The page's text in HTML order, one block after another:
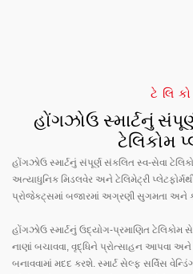
હોંગઝોઉ સ્માર્ટનું
ટેલિકોમ
હોંગઝોઉ સ્માર્ટનું સંપૂર્ણ સંકલિત સ્વ-સેવા
અત્યાધુનિક મિડલવેર અને ટેલિમેટ્રી
પ્રોજેક્ટ્સમાં બજારમાં અગ્રણી સુગમતા
હોંગઝોઉ સ્માર્ટનું ઉદ્યોગ-પ્રમાણિત ટેલિકોમ
નાણાં બચાવવા, વૃદ્ધિને પ્રોત્સાહન આપવા અને
બનાવવામાં મદદ કરશે. સ્માર્ટ સેલ્ફ સર્વિસ